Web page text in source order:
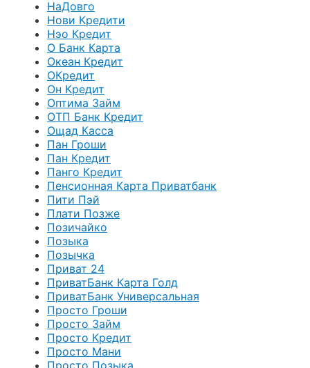
НаДовго
Нови Кредити
Нэо Кредит
О Банк Карта
Океан Кредит
ОКредит
Он Кредит
Оптима Займ
ОТП Банк Кредит
Ощад Касса
Пан Гроши
Пан Кредит
Панго Кредит
Пенсионная Карта Приватбанк
Пити Пэй
Плати Позже
Позичайко
Позыка
Позычка
Приват 24
ПриватБанк Карта Голд
ПриватБанк Универсальная
Просто Гроши
Просто Займ
Просто Кредит
Просто Мани